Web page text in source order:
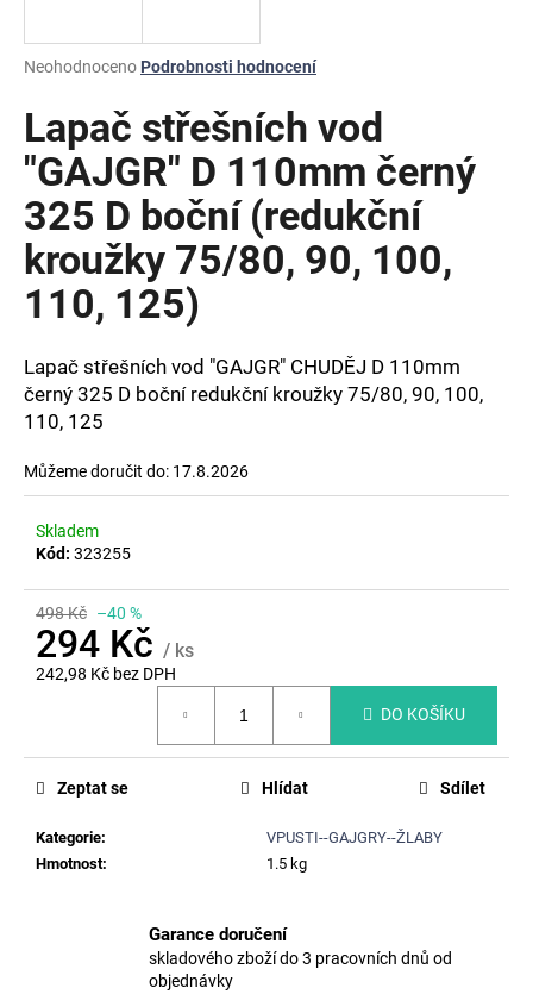
Průměrné
produktu
je
0,0
5
hvězdiček.
Neohodnoceno Podrobnosti hodnocení
Lapač střešních vod
"GAJGR" D 110mm černý
325 D boční (redukční
kroužky 75/80, 90, 100,
110, 125)
Lapač střešních vod "GAJGR" CHUDĚJ D 110mm
černý 325 D boční redukční kroužky 75/80, 90, 100,
110, 125
Můžeme doručit do: 17.8.2026
Skladem
Kód: 323255
498 Kč –40 %
294 Kč / ks
242,98 Kč bez DPH
DO KOŠÍKU
Kategorie:
VPUSTI--GAJGRY--ŽLABY
Hmotnost: 1.5 kg
Zeptat se Hlídat Sdílet
Garance doručení
skladového zboží do 3 pracovních dnů od
objednávky
j
t
?
HLEDAT
D
o
p
o
r
u
j
e
m
e
STUPADLO
SEDC
P=162MM
NEREZ